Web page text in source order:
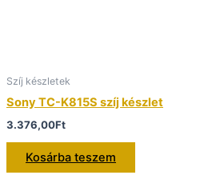
Szíj készletek
Sony TC-K815S szíj készlet
3.376,00Ft
Kosárba teszem